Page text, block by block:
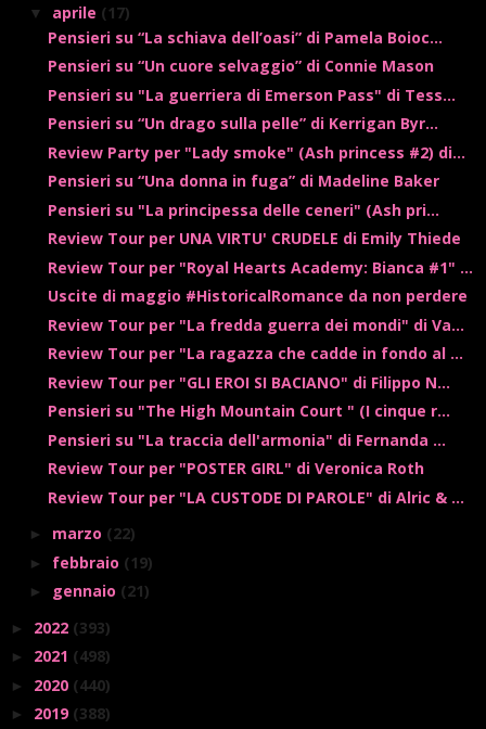
▼ aprile (17)
Pensieri su “La schiava dell’oasi” di Pamela Boioc...
Pensieri su “Un cuore selvaggio” di Connie Mason
Pensieri su "La guerriera di Emerson Pass" di Tess...
Pensieri su “Un drago sulla pelle” di Kerrigan Byr...
Review Party per "Lady smoke" (Ash princess #2) di...
Pensieri su “Una donna in fuga” di Madeline Baker
Pensieri su "La principessa delle ceneri" (Ash pri...
Review Tour per UNA VIRTU' CRUDELE di Emily Thiede
Review Tour per "Royal Hearts Academy: Bianca #1" ...
Uscite di maggio #HistoricalRomance da non perdere
Review Tour per "La fredda guerra dei mondi" di Va...
Review Tour per "La ragazza che cadde in fondo al ...
Review Tour per "GLI EROI SI BACIANO" di Filippo N...
Pensieri su "The High Mountain Court " (I cinque r...
Pensieri su "La traccia dell'armonia" di Fernanda ...
Review Tour per "POSTER GIRL" di Veronica Roth
Review Tour per "LA CUSTODE DI PAROLE" di Alric & ...
► marzo (22)
► febbraio (19)
► gennaio (21)
► 2022 (393)
► 2021 (498)
► 2020 (440)
► 2019 (388)